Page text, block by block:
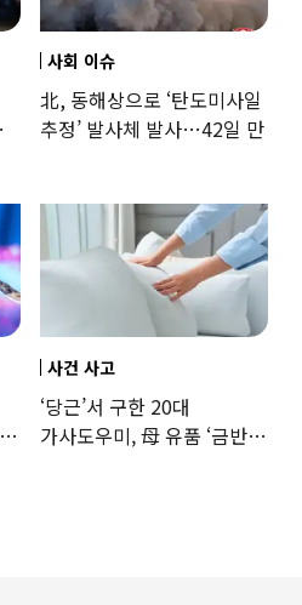
사회 이슈
北, 동해상으로 ‘탄도미사일
추정’ 발사체 발사…42일 만
사건 사고
‘당근’서 구한 20대
가사도우미, 母 유품 ‘금반지